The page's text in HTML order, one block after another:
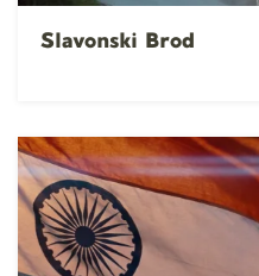
Slavonski Brod